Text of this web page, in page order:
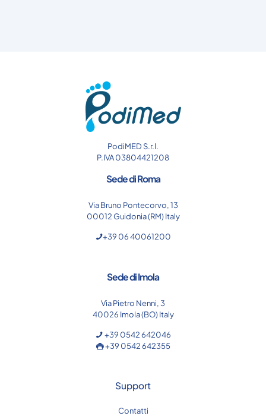
PodiMED S.r.l.
P.IVA 03804421208
Sede di Roma
Via Bruno Pontecorvo, 13
00012 Guidonia (RM) Italy
+39 06 40061200
Sede di Imola
Via Pietro Nenni, 3
40026 Imola (BO) Italy
+39 0542 642046
+39 0542 642355
Support
Contatti